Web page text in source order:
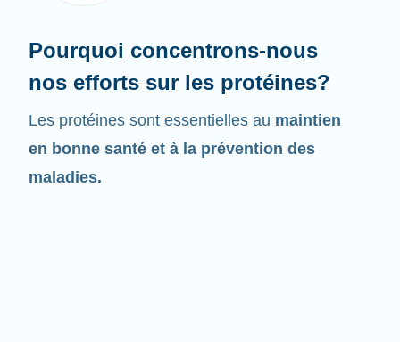
Pourquoi concentrons-nous
nos efforts sur les protéines?
Les protéines sont essentielles au maintien
en bonne santé et à la prévention des
maladies.